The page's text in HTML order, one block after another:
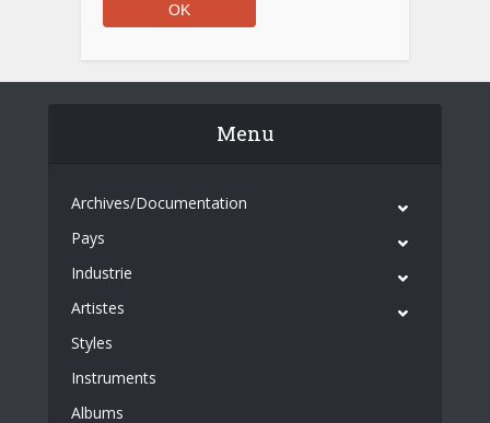
Menu
Archives/Documentation
Pays
Industrie
Artistes
Styles
Instruments
Albums